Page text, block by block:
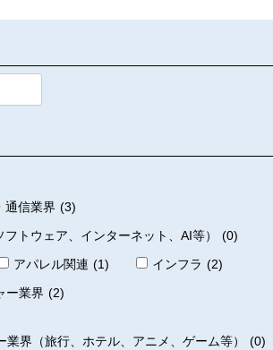
通信業界 (3)
トウェア、インターネット、AI等）
(0)
アパレル関連 (1) インフラ (2)
ー業界 (2)
業界（旅行、ホテル、アニメ、ゲーム等）
(0)